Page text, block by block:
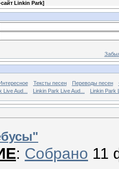
Linkin Park]
Интересное Тексты песен Переводы песен
Live Aud... Linkin Park Live Aud... Linkin Park
: Собрано 11